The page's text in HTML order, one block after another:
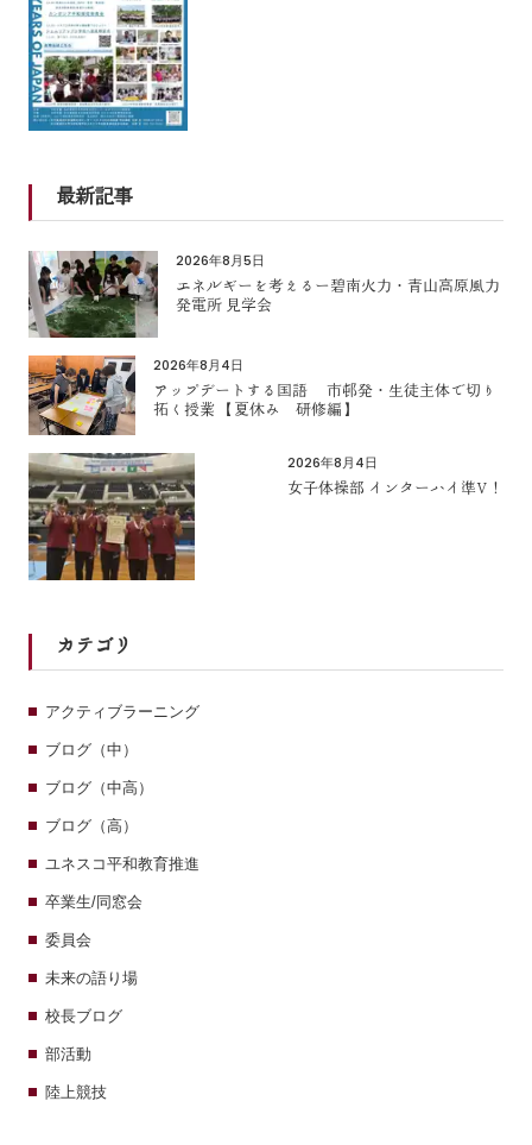
最新記事
2026年8月5日
エネルギーを考えるー碧南火力・青山高原風力
発電所 見学会
2026年8月4日
アップデートする国語 市邨発・生徒主体で切り
拓く授業 【夏休み 研修編】
2026年8月4日
女子体操部 インターハイ準V！
カテゴリ
アクティブラーニング
ブログ（中）
ブログ（中高）
ブログ（高）
ユネスコ平和教育推進
卒業生/同窓会
委員会
未来の語り場
校長ブログ
部活動
陸上競技